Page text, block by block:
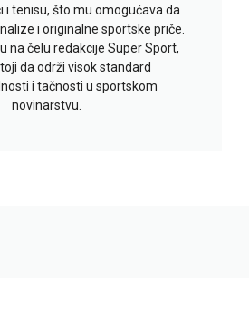
i tenisu, što mu omogućava da
i originalne sportske priče.
na čelu redakcije Super Sport,
da održi visok standard
i tačnosti u sportskom
novinarstvu.